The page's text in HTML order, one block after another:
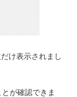
け表示されまし
が確認できま